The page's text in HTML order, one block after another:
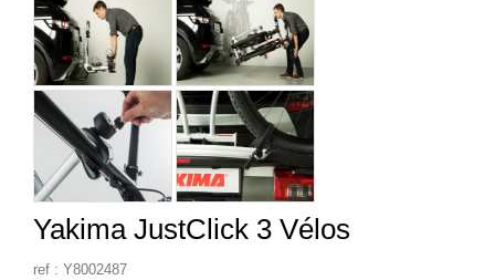
Yakima JustClick 3 Vélos
ref : Y8002487